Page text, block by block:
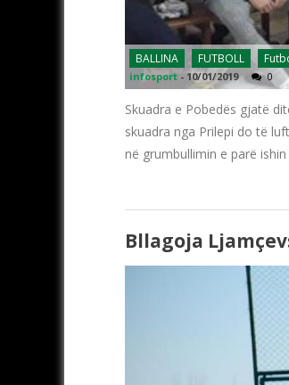
BALLINA FUTBOLL
infosport - 10/01/2019 0
Skuadra e Pobedës gjatë
skuadra nga Prilepi do të
në grumbullimin e parë
Bllagoja